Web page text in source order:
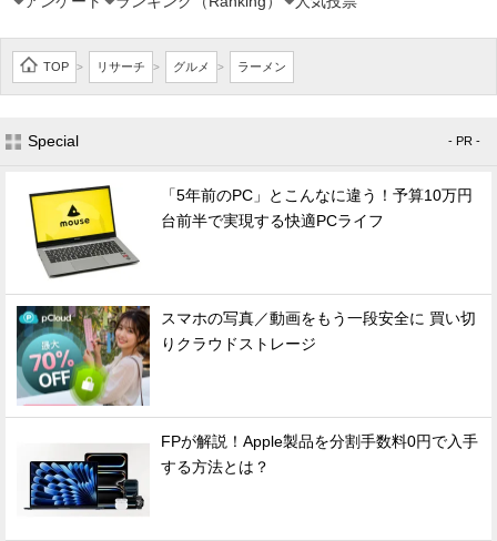
TOP > リサーチ > グルメ > ラーメン
Special - PR -
「5年前のPC」とこんなに違う！予算10万円
台前半で実現する快適PCライフ
スマホの写真／動画をもう一段安全に 買い切
りクラウドストレージ
FPが解説！Apple製品を分割手数料0円で入手
する方法とは？